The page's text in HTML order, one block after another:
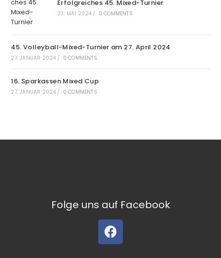
Erfolgreiches 45. Mixed-Turnier
23. MAI 2024 / 0 COMMENTS
45. Volleyball-Mixed-Turnier am 27. April 2024
27. JANUAR 2024 / 0 COMMENTS
16. Sparkassen Mixed Cup
27. JANUAR 2024 / 0 COMMENTS
Folge uns auf Facebook